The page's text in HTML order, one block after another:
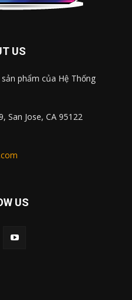
US
sản phẩm của Hệ Thống
San Jose, CA 95122
US